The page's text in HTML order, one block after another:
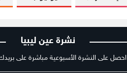
نشرة عين ليبيا
احصل على النشرة الأسبوعية مباشرة على بريدك